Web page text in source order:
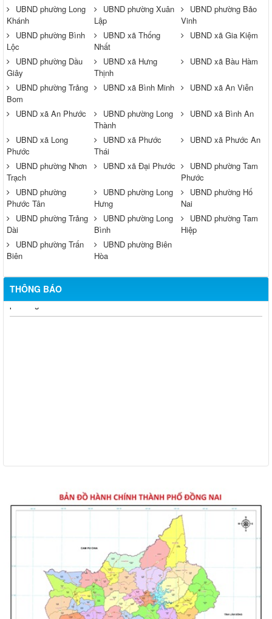
UBND phường Long
Khánh
UBND phường Xuân
Lập
UBND phường Bảo
Vinh
UBND phường Bình
Lộc
UBND xã Thống
Nhất
UBND xã Gia Kiệm
UBND phường Dầu
Giây
UBND xã Hưng
Thịnh
UBND xã Bàu Hàm
UBND phường Trảng
Bom
UBND xã Bình Minh UBND xã An Viễn
UBND xã An Phước
UBND phường Long
Thành
UBND xã Bình An
UBND xã Long
Phước
UBND xã Phước
Thái
UBND xã Phước An
UBND phường Nhơn
Trạch
UBND xã Đại Phước
UBND phường Tam
Phước
UBND phường
Phước Tân
UBND phường Long
Hưng
UBND phường Hố
Nai
UBND phường Trảng
Dài
UBND phường Long
Bình
UBND phường Tam
Hiệp
UBND phường Trấn
Biên
UBND phường Biên
Hòa
THÔNG BÁO
Thông báo về việc tuyển dụng viên chức năm 2026
Công khai thông tin vi phạm pháp luật trong lĩnh vực đất đai, tại